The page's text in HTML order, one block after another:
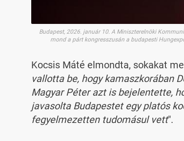
Budapest, 2026. január 10. A Miniszterelnöki
mond a párt kongresszusán a budapesti
Kocsis Máté elmondta, sokakat
vallotta be, hogy kamaszkorában
Magyar Péter azt is bejelentette,
javasolta Budapestet egy platós
fegyelmezetten tudomásul vett".